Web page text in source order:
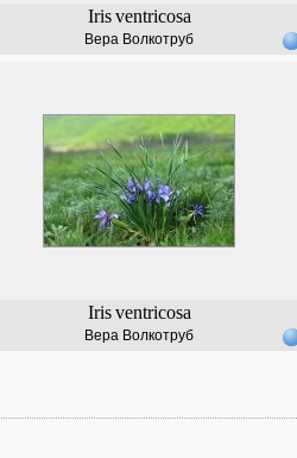
Iris ventricosa
Вера Волкотруб
Iris ventricosa
Вера Волкотруб